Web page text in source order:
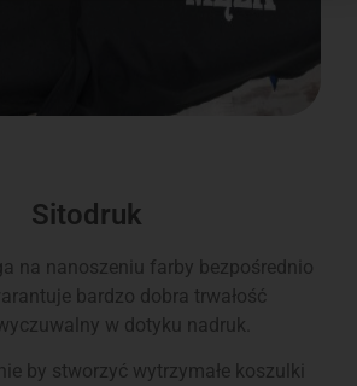
Sitodruk
na nanoszeniu farby bezpośrednio
bardzo dobra trwałość
w dotyku nadruk.
by stworzyć wytrzymałe koszulki